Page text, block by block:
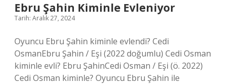
Ebru Şahin Kiminle Evleniyor
Tarih: Aralık 27, 2024
Oyuncu Ebru Şahin kiminle evlendi? Cedi
OsmanEbru Şahin / Eşi (2022 doğumlu) Cedi Osman
kiminle evli? Ebru ŞahinCedi Osman / Eşi (ö. 2022)
Cedi Osman kiminle? Oyuncu Ebru Şahin ile